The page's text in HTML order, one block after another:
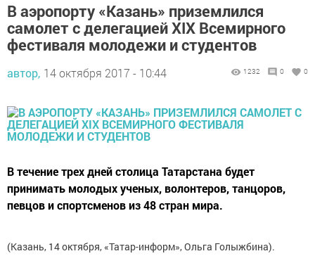
В аэропорту «Казань» приземлился
самолет с делегацией XIX Всемирного
фестиваля молодежи и студентов
автор, 14 октября 2017 - 10:44 1232 0 0
В течение трех дней столица Татарстана будет
принимать молодых ученых, волонтеров, танцоров,
певцов и спортсменов из 48 стран мира.
(Казань, 14 октября, «Татар-информ», Ольга Голыжбина).